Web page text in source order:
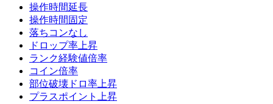
操作時間延長
操作時間固定
落ちコンなし
ドロップ率上昇
ランク経験値倍率
コイン倍率
部位破壊ドロ率上昇
プラスポイント上昇